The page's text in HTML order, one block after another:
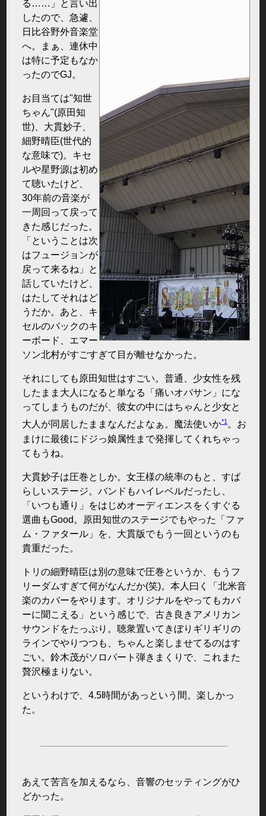
る……」と言い出
したので、急遽、
日比谷野外音楽堂
へ。まぁ、連休中
は特に予定もなか
ったのでGJ。
お目当ては"知世
ちゃん"(原田知
世)、大貫妙子、
細野晴臣(世代的
な意味で)。キセ
ルや星野源は初め
て聴いたけど、
30年前の音楽が
一周回って戻って
きた感じだった。
「ということは次
はフュージョンが
戻って来るね」と
話していたけど、
はたしてそれはど
うだか。あと、キ
セルのバックのキ
ーボード、エマー
ソン北村がすごすぎて目が離せなかった。
それにしても原田知世はすごい。普通、少女性を残
したまま大人になると単なる「痛いオバサン」にな
ってしまうものだが、彼女の中にはちゃんと少女と
大人が同居したままなんだよなぁ。魔法使いか*1。お
まけに最後にドジっ娘属性まで発揮してくれちゃっ
てもうね。
大貫妙子は圧巻としか。女王様の統率のもと、すば
らしいステージ。バンドもハイレベルだったし、
「いつも通り」をはじめオーディエンスをくすぐる
選曲もGood。原田知世のステージでもやった「ファ
ム・ファタール」を、大貫版でもう一回というのも
貴重だった。
トリの細野晴臣は別の意味で圧巻というか、もうフ
リーダムすぎて何がなんだか(笑)。本人曰く「北米音
楽のカバーをやります。オリジナルをやってもカバ
ーに聞こえる」という感じで、古き良きアメリカン
サウンドをたっぷり。聴衆置いてきぼりギリギリの
ラインでやりつつも、ちゃんと楽しませてるのはす
ごい。鈴木茂がソロパート弾きまくりで、これまた
贅沢極まりない。
というわけで、4.5時間があっという間。楽しかっ
た。
あえて苦言を加えるなら、音響のセッティングがひ
どかった。